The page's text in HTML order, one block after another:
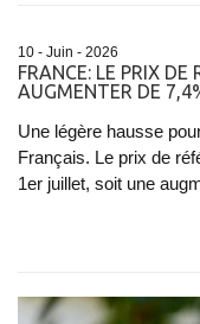
10 - Juin - 2026
FRANCE: LE PRIX DE
AUGMENTER DE
Une légère hausse
Français. Le prix de
1er juillet, soit une